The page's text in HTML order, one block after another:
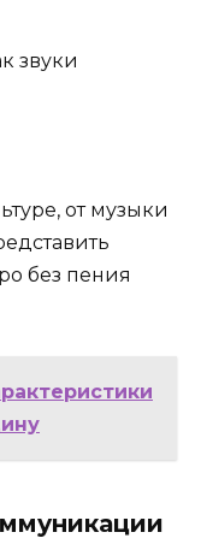
звуки
от музыки
без пения